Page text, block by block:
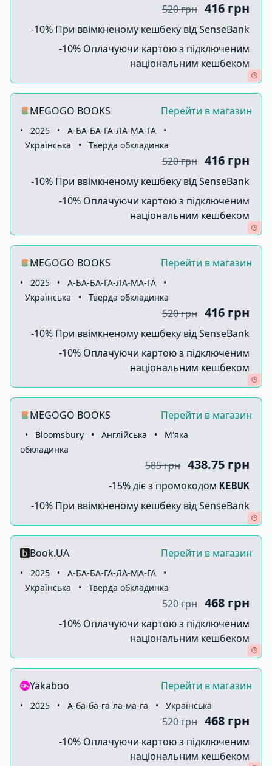
520 грн 416 грн
-10% При ввімкненому кешбеку від SenseBank
-10% Оплачуючи картою з підключеним
національним кешбеком
MEGOGO BOOKS Перейти в магазин
• 2025 • А-БА-БА-ГА-ЛА-МА-ГА
•
Українська
• Тверда обкладинка
520 грн 416 грн
-10% При ввімкненому кешбеку від SenseBank
-10% Оплачуючи картою з підключеним
національним кешбеком
MEGOGO BOOKS Перейти в магазин
• 2025 • А-БА-БА-ГА-ЛА-МА-ГА
•
Українська
• Тверда обкладинка
520 грн 416 грн
-10% При ввімкненому кешбеку від SenseBank
-10% Оплачуючи картою з підключеним
національним кешбеком
MEGOGO BOOKS Перейти в магазин
• Bloomsbury • Англійська •
М'яка
обкладинка
585 грн 438.75 грн
-15% діє з промокодом KEBUK
-10% При ввімкненому кешбеку від SenseBank
Book.UA Перейти в магазин
• 2025 • А-БА-БА-ГА-ЛА-МА-ГА
•
Українська
• Тверда обкладинка
520 грн 468 грн
-10% Оплачуючи картою з підключеним
національним кешбеком
Yakaboo Перейти в магазин
• 2025 • А-ба-ба-га-ла-ма-га • Українська
520 грн 468 грн
-10% Оплачуючи картою з підключеним
національним кешбеком